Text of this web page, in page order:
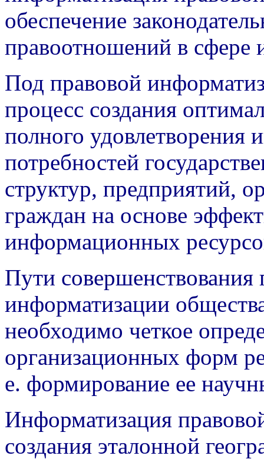
обеспечение
правоотношений в сфере
Под правовой
процесс создания
полного
потребностей
структур, предприятий,
граждан на основе
информационных
Пути совершенствования
информатизации
необходимо четкое
организационных форм
е. формирование ее
Информатизация
создания эталонной